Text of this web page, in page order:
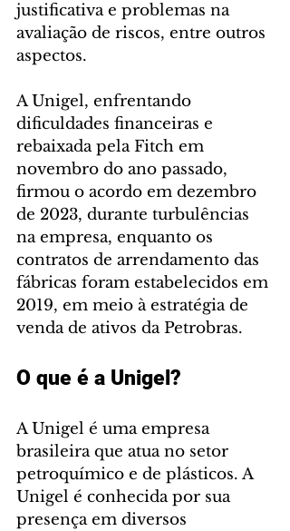
justificativa e problemas na
avaliação de riscos, entre outros
aspectos.
A Unigel, enfrentando
dificuldades financeiras e
rebaixada pela Fitch em
novembro do ano passado,
firmou o acordo em dezembro
de 2023, durante turbulências
na empresa, enquanto os
contratos de arrendamento das
fábricas foram estabelecidos em
2019, em meio à estratégia de
venda de ativos da Petrobras.
O que é a Unigel?
A Unigel é uma empresa
brasileira que atua no setor
petroquímico e de plásticos. A
Unigel é conhecida por sua
presença em diversos